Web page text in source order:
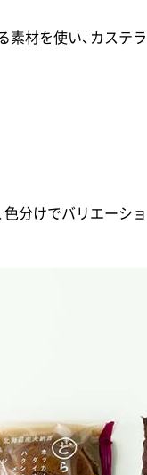
素材を使い、カステ
分けでバリエーシ